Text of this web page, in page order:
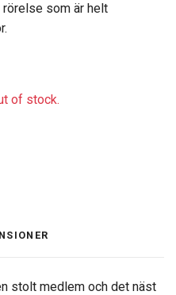
rörelse som är helt
of stock.
stolt medlem och det näst